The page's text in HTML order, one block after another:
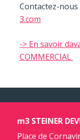
Contactez-nous
3.com
-> En savoir
COMMERCIAL
m3 STEINER
Place de